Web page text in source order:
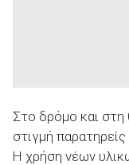
Στο δρόμο και
στιγμή παρατηρείς
Η χρήση νέων